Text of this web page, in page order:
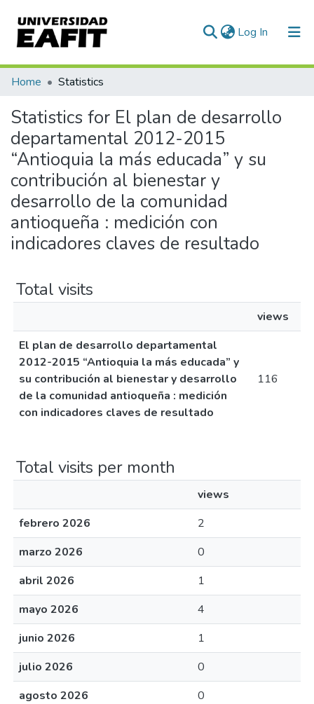
Log In (current)
Communities & Collections
All of DSpace
Home Statistics
Statistics for El plan de desarrollo
departamental 2012-2015
“Antioquia la más educada” y su
contribución al bienestar y
desarrollo de la comunidad
antioqueña : medición con
indicadores claves de resultado
Total visits
views
El plan de desarrollo departamental
2012-2015 “Antioquia la más educada” y
su contribución al bienestar y desarrollo
de la comunidad antioqueña : medición
con indicadores claves de resultado
116
Total visits per month
views
febrero 2026
2
marzo 2026
0
abril 2026
1
mayo 2026
4
junio 2026
1
julio 2026
0
agosto 2026
0